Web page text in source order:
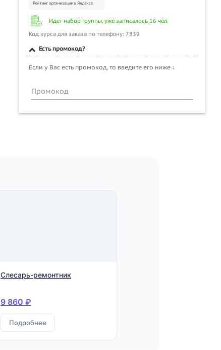
Идет набор группы, уже записалось 16 чел.
Код курса для заказа по телефону: 7839
Есть промокод?
Если у Вас есть промокод, то введите его ниже ↓
Промокод
Слесарь-ремонтник
9 860 ₽
Подробнее